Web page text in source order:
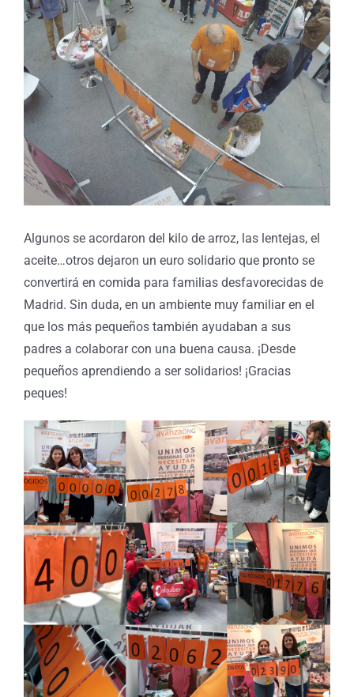
Algunos se acordaron del kilo de arroz, las lentejas, el
aceite…otros dejaron un euro solidario que pronto se
convertirá en comida para familias desfavorecidas de
Madrid. Sin duda, en un ambiente muy familiar en el
que los más pequeños también ayudaban a sus
padres a colaborar con una buena causa. ¡Desde
pequeños aprendiendo a ser solidarios! ¡Gracias
peques!